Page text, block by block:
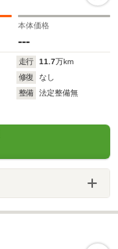
本体価格
---
走行 11.7万km
修復
なし
整備
法定整備無